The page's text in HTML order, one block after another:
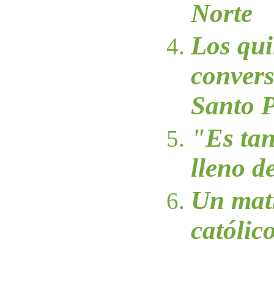
Norte
Los
Santo
"Es
lleno
Un